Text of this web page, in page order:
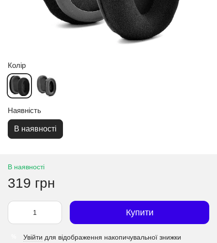
Колір
Наявність
В наявності
В наявності
319 грн
Купити
Увійти для відображення накопичувальної знижки